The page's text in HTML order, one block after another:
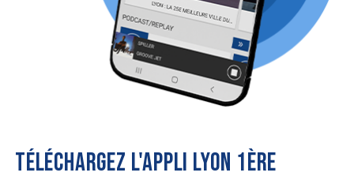
TÉLÉCHARGEZ L'APPLI LYON 1ÈRE